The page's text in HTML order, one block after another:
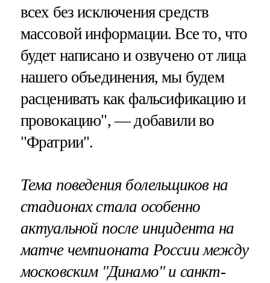
всех без исключения средств
массовой информации. Все то, что
будет написано и озвучено от лица
нашего объединения, мы будем
расценивать как фальсификацию и
провокацию", — добавили во
"Фратрии".
Тема поведения болельщиков на
стадионах стала особенно
актуальной после инцидента на
матче чемпионата России между
московским "Динамо" и санкт-